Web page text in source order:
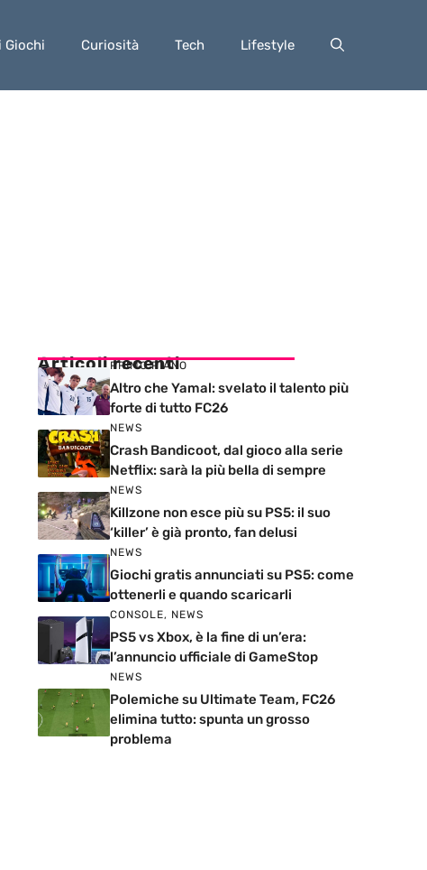
Giochi Curiosità Tech Lifestyle
Articoli recenti
PRIMO PIANO
Altro che Yamal: svelato il talento più
forte di tutto FC26
NEWS
Crash Bandicoot, dal gioco alla serie
Netflix: sarà la più bella di sempre
NEWS
Killzone non esce più su PS5: il suo
‘killer’ è già pronto, fan delusi
NEWS
Giochi gratis annunciati su PS5: come
ottenerli e quando scaricarli
CONSOLE, NEWS
PS5 vs Xbox, è la fine di un’era:
l’annuncio ufficiale di GameStop
NEWS
Polemiche su Ultimate Team, FC26
elimina tutto: spunta un grosso
problema